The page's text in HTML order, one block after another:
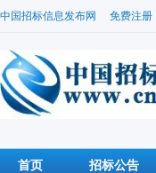
中国招标信息发布网 免费注册
首页 招标公告